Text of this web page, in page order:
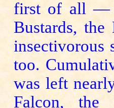
first of all —
Bustards, the
insectivorous
too.
was left
Falcon, the